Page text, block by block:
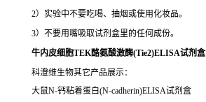
2）实验中不要吃喝、抽烟或使用化妆品。
3）不要用嘴吸取试剂盒里的任何成份。
牛内皮细胞TEK酪氨酸激酶(Tie2)ELISA试剂盒
科澄维生物其它产品展示：
大鼠N-钙粘着蛋白(N-cadherin)ELISA试剂盒